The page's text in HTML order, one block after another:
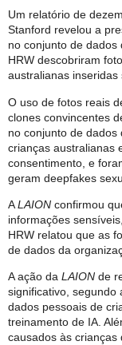
Um relatório de
Stanford revelou a
no conjunto de dados
HRW descobriram
australianas inseridas
O uso de fotos reais
clones convincentes
no conjunto de dados
crianças australianas
consentimento, e
geram deepfakes
ALAION confirmou
informações
HRW relatou que as
de dados da
A ação da LAION de
significativo, segundo
dados pessoais de
treinamento de IA.
causados às